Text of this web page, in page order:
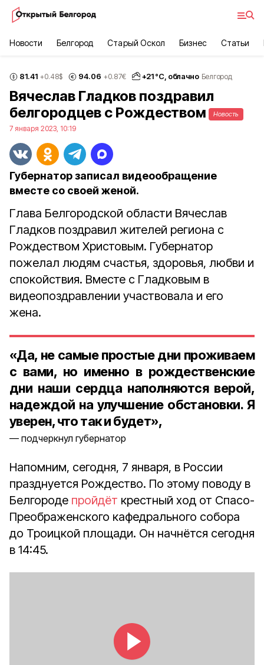
Новости Белгород Старый Оскол Бизнес Статьи
81.41 +0.48$ 94.06 +0.87€ +21°С, облачно Белгород
Вячеслав Гладков поздравил
белгородцев с Рождеством
Новость
7 января 2023, 10:19
Губернатор записал видеообращение
вместе со своей женой.
Глава Белгородской области Вячеслав
Гладков поздравил жителей региона с
Рождеством Христовым. Губернатор
пожелал людям счастья, здоровья, любви и
спокойствия. Вместе с Гладковым в
видеопоздравлении участвовала и его
жена.
«Да, не самые простые дни проживаем
с вами, но именно в рождественские
дни наши сердца наполняются верой,
надеждой на улучшение обстановки. Я
уверен, что так и будет»,
подчеркнул губернатор
Напомним, сегодня, 7 января, в России
празднуется Рождество. По этому поводу в
Белгороде пройдёт крестный ход от Спасо-
Преображенского кафедрального собора
до Троицкой площади. Он начнётся сегодня
в 14:45.